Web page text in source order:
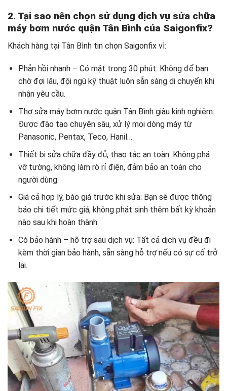
2. Tại sao nên chọn sử dụng dịch vụ sửa chữa
máy bơm nước quận Tân Bình của Saigonfix?
Khách hàng tại Tân Bình tin chọn Saigonfix vì:
Phản hồi nhanh – Có mặt trong 30 phút: Không để bạn
chờ đợi lâu, đội ngũ kỹ thuật luôn sẵn sàng di chuyển khi
nhận yêu cầu.
Thợ sửa máy bơm nước quận Tân Bình giàu kinh nghiệm:
Được đào tạo chuyên sâu, xử lý mọi dòng máy từ
Panasonic, Pentax, Teco, Hanil…
Thiết bị sửa chữa đầy đủ, thao tác an toàn: Không phá
vỡ tường, không làm rò rỉ điện, đảm bảo an toàn cho
người dùng.
Giá cả hợp lý, báo giá trước khi sửa: Bạn sẽ được thông
báo chi tiết mức giá, không phát sinh thêm bất kỳ khoản
nào sau khi hoàn thành.
Có bảo hành – hỗ trợ sau dịch vụ: Tất cả dịch vụ đều đi
kèm thời gian bảo hành, sẵn sàng hỗ trợ nếu có sự cố trở
lại.